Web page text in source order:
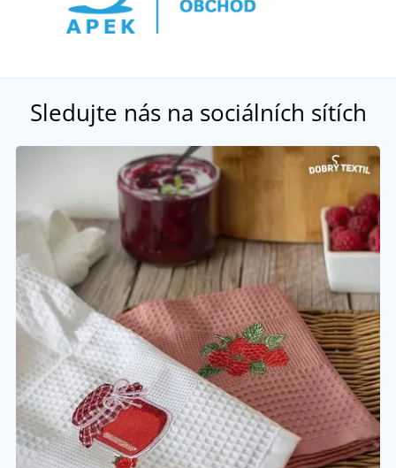
Sledujte nás na sociálních sítích